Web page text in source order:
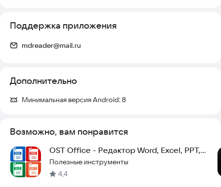
Поддержка приложения
mdreader@mail.ru
Дополнительно
Минимальная версия Android:8
Возможно, вам понравится
OST Office - Редактор Word, Excel, PPT,
PDF
Полезные инструменты
4,4